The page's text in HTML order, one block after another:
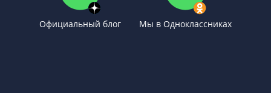
Официальный блог Мы в Одноклассниках